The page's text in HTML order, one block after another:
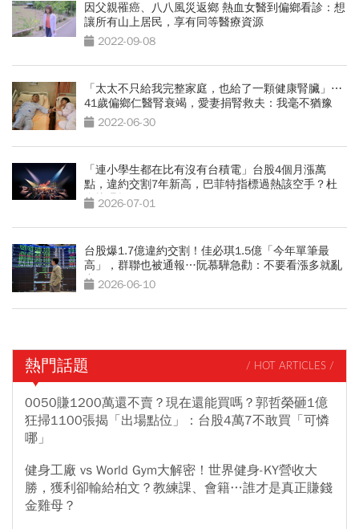
因父親罹癌、八八風災返鄉 熱血女醫到偏鄉看診：想
讓所有山上居民，享有同等醫療資源
2022-09-08
「太太不只給我完整家庭，也給了一顆健康腎臟」⋯
41歲偏鄉仁醫腎衰竭，愛妻捐腎救夫：我毫不猶豫
2022-06-30
「連小學生都在比有沒有台積電」台股4個月漲萬
點，違約交割7年新高，巴菲特指標過熱該空手？杜
金龍曝操作
2026-07-01
台股爆1.7億違約交割！佳必琪1.5億「今年單筆最
高」，群聯也被通報…阮慕驊急勸：不要看漲多就亂
空 2026-06-10
熱門話題 / HOT ARTICLES /
0050賺1200萬還不賣？現在還能買嗎？郭哲榮砸1億
狂掃1100張揭「出場點位」：台股4萬7不敢買「可憐
哪」
健身工廠 vs World Gym大解密！世界健身-KY營收大
勝，獲利卻輸給柏文？教練課、會籍…誰才是真正賺錢
金雞母？